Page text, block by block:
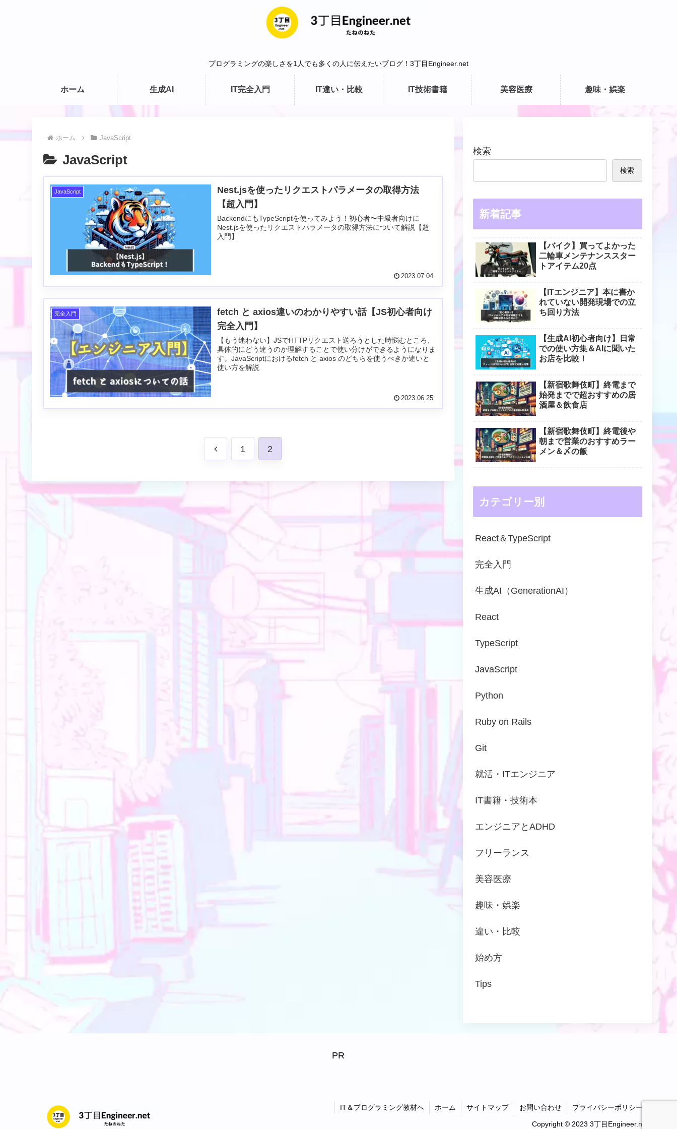
プログラミングの楽しさを1人でも多くの人に伝えたいブログ！3丁目Engineer.net
ホーム 生成AI IT完全入門 IT違い・比較 IT技術書籍 美容医療 趣味・娯楽
ホーム JavaScript
JavaScript
JavaScript
Nest.jsを使ったリクエストパラメータの取得方法
【超入門】
BackendにもTypeScriptを使ってみよう！初心者〜中級者向けに
Nest.jsを使ったリクエストパラメータの取得方法について解説【超
入門】
2023.07.04
完全入門
fetch と axios違いのわかりやすい話【JS初心者向け
完全入門】
【もう迷わない】JSでHTTPリクエスト送ろうとした時悩むところ、
具体的にどう違うのか理解することで使い分けができるようになりま
す。JavaScriptにおけるfetch と axios のどちらを使うべきか違いと
使い方を解説
2023.06.25
1 2
検索
検索
新着記事
【バイク】買ってよかった
二輪車メンテナンススター
トアイテム20点
【ITエンジニア】本に書か
れていない開発現場での立
ち回り方法
【生成AI初心者向け】日常
での使い方集＆AIに聞いた
お店を比較！
【新宿歌舞伎町】終電まで
始発までで超おすすめの居
酒屋＆飲食店
【新宿歌舞伎町】終電後や
朝まで営業のおすすめラー
メン＆〆の飯
カテゴリー別
React＆TypeScript
完全入門
生成AI（GenerationAI）
React
TypeScript
JavaScript
Python
Ruby on Rails
Git
就活・ITエンジニア
IT書籍・技術本
エンジニアとADHD
フリーランス
美容医療
趣味・娯楽
違い・比較
始め方
Tips
PR
IT＆プログラミング教材へ ホーム サイトマップ お問い合わせ プライバシーポリシー
Copyright © 2023 3丁目Engineer.net